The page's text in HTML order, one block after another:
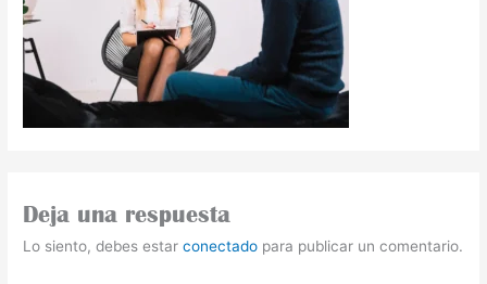
Deja una respuesta
Lo siento, debes estarconectado para publicar un comentario.